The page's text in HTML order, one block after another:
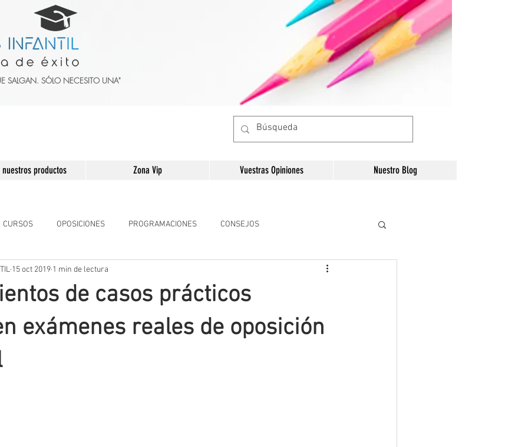
SALGAN. SÓLO NECESITO UNA"
nuestros productos Zona Vip Vuestras Opiniones Nuestro Blog
CURSOS OPOSICIONES PROGRAMACIONES CONSEJOS
PRÁCTICOS TEMARIOS INTERINOS
EDUCATIVA SITUACIONES DE APRENDIZAJE MATERIAL PREMIUM
de casos prácticos
exámenes reales de oposición
15 oct 2019 1 min de lectura